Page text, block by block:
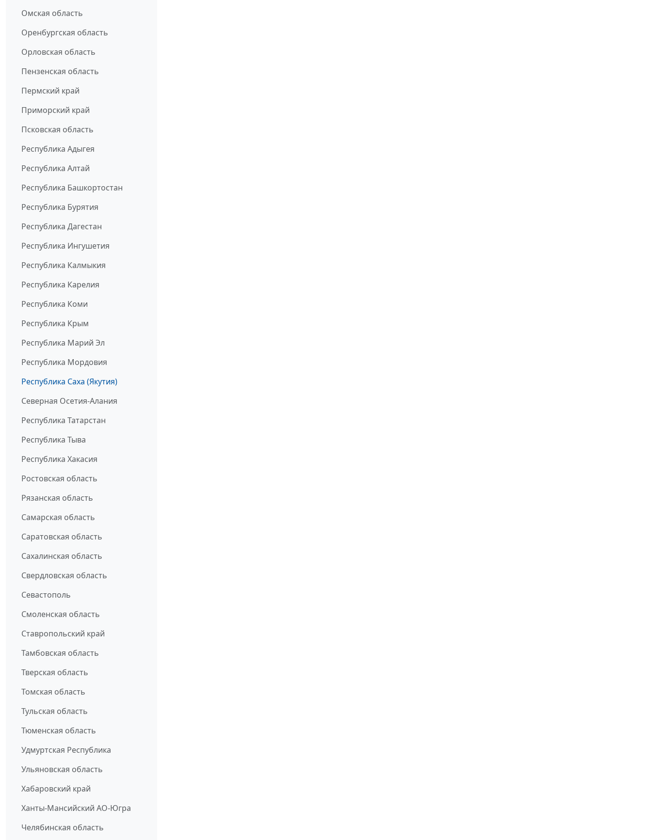
Омская область
Оренбургская область
Орловская область
Пензенская область
Пермский край
Приморский край
Псковская область
Республика Адыгея
Республика Алтай
Республика Башкортостан
Республика Бурятия
Республика Дагестан
Республика Ингушетия
Республика Калмыкия
Республика Карелия
Республика Коми
Республика Крым
Республика Марий Эл
Республика Мордовия
Республика Саха (Якутия)
Северная Осетия-Алания
Республика Татарстан
Республика Тыва
Республика Хакасия
Ростовская область
Рязанская область
Самарская область
Саратовская область
Сахалинская область
Свердловская область
Севастополь
Смоленская область
Ставропольский край
Тамбовская область
Тверская область
Томская область
Тульская область
Тюменская область
Удмуртская Республика
Ульяновская область
Хабаровский край
Ханты-Мансийский АО-Югра
Челябинская область